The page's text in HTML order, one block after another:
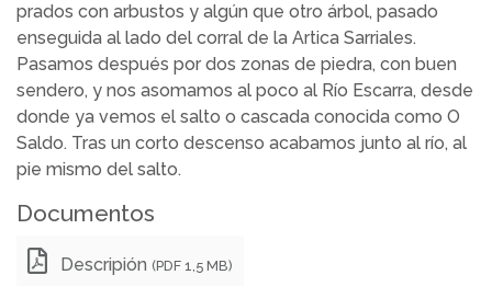
prados con arbustos y algún que otro árbol, pasado
enseguida al lado del corral de la Artica Sarriales.
Pasamos después por dos zonas de piedra, con buen
sendero, y nos asomamos al poco al Río Escarra, desde
donde ya vemos el salto o cascada conocida como O
Saldo. Tras un corto descenso acabamos junto al río, al
pie mismo del salto.
Documentos
Descripión (PDF 1,5 MB)